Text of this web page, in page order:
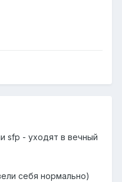
sfp - уходят в вечный
себя нормально)